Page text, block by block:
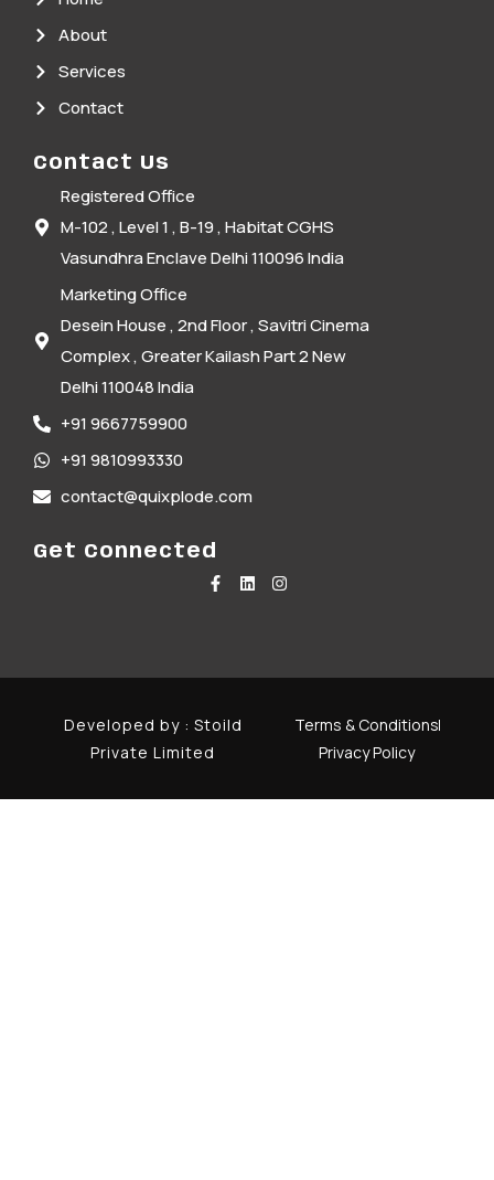
About
Services
Contact
Contact Us
Registered Office
M-102 , Level 1 , B-19 , Habitat CGHS
Vasundhra Enclave Delhi 110096 India
Marketing Office
Desein House , 2nd Floor , Savitri Cinema
Complex , Greater Kailash Part 2 New
Delhi 110048 India
+91 9667759900
+91 9810993330
contact@quixplode.com
Get Connected
Developed by : Stoild
Private Limited
Terms & Conditions
Privacy Policy